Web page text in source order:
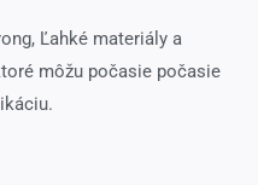
Ľahké materiály a
môžu počasie počasie